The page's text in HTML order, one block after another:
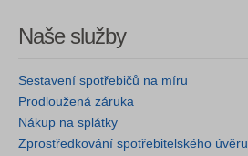
Naše služby
Sestavení spotřebičů na míru
Prodloužená záruka
Nákup na splátky
Zprostředkování spotřebitelského úvěru